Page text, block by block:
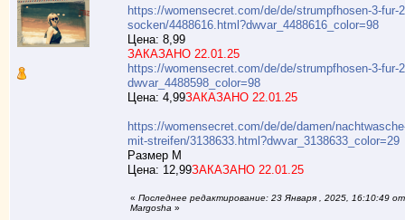
https://womensecret.com/de/de/strumpfhosen-3-fur-
socken/4488616.html?dwvar_4488616_color=98
Цена: 8,99
ЗАКАЗАНО 22.01.25
https://womensecret.com/de/de/strumpfhosen-3-
dwvar_4488598_color=98
Цена: 4,99ЗАКАЗАНО 22.01.25
https://womensecret.com/de/de/damen/
mit-streifen/3138633.html?dwvar_3138633_color=29
Размер М
Цена: 12,99ЗАКАЗАНО 22.01.25
« Последнее редактирование: 23 Января , 2025, 16:10:49 от
Margosha »